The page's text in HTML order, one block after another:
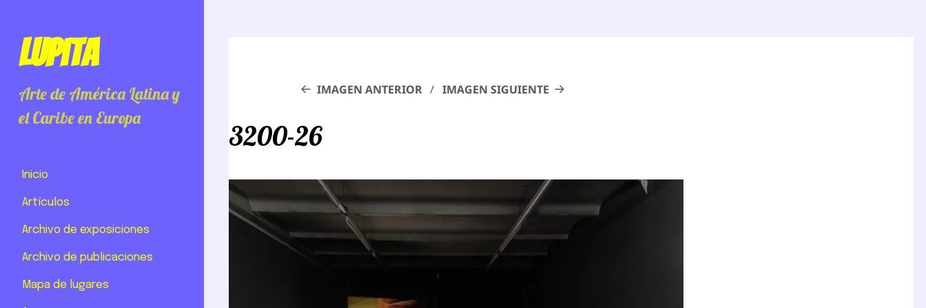
Lupita
Arte de América Latina y
el Caribe en Europa
Inicio
Artículos
Archivo de exposiciones
Archivo de publicaciones
Mapa de lugares
IMAGEN ANTERIOR IMAGEN SIGUIENTE
3200-26